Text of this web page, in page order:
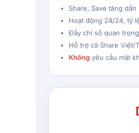
Share, Save tăng
Hoạt động 24/24, tỷ
Đẩy chỉ số quan
Hỗ trợ cả Share Việt/
Không yêu cầu mật